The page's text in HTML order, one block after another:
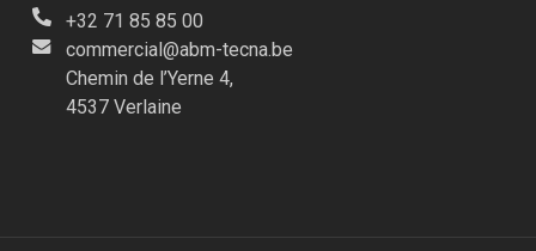
+32 71 85 85 00
commercial@abm-tecna.be
Chemin de l’Yerne 4,
4537 Verlaine